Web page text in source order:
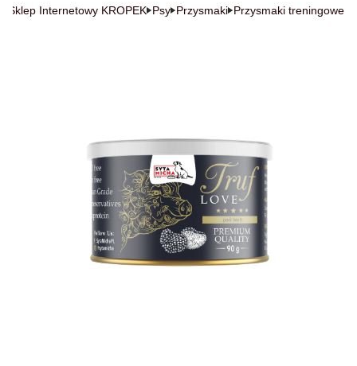
Sklep Internetowy KROPEK Psy Przysmaki Przysmaki treningowe